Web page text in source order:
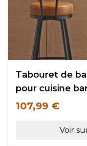
Tabouret de
pour cuisine
107,99 €
Voir